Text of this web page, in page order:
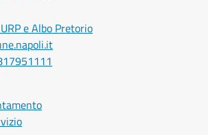
e Albo Pretorio